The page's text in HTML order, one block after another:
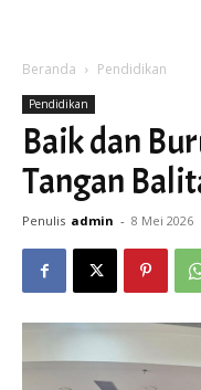
Beranda Pendidikan
Pendidikan
Baik dan
Tangan
Penulis admin - 8 Mei 2026